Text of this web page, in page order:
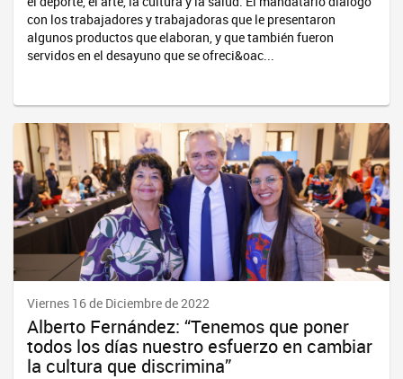
con los trabajadores y trabajadoras que le presentaron
algunos productos que elaboran, y que también fueron
servidos en el desayuno que se ofreci&oac...
Viernes 16 de Diciembre de 2022
Alberto Fernández: “Tenemos que poner
todos los días nuestro esfuerzo en cambiar
la cultura que discrimina”